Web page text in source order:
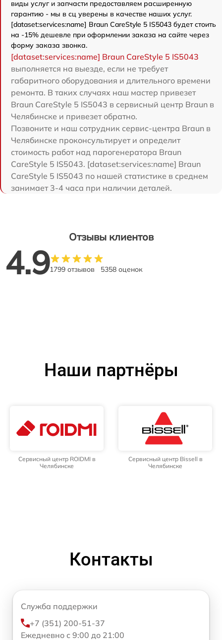
виды услуг и запчасти предоставляем расширенную
гарантию - мы в сц уверены в качестве наших услуг.
[dataset:services:name] Braun CareStyle 5 IS5043 будет стоить
на -15% дешевле при оформлении заказа на сайте через
форму заказа звонка.
[dataset:services:name] Braun CareStyle 5 IS5043
выполняется на выезде, если не требует
габаритного оборудования и длительного времени
ремонта. В таких случаях наш мастер привезет
Braun CareStyle 5 IS5043 в сервисный центр Braun в
Челябинске и привезет обратно.
Позвоните и наш сотрудник сервис-центра Braun в
Челябинске проконсультирует и определит
стоимость работ над парогенератора Braun
CareStyle 5 IS5043. [dataset:services:name] Braun
CareStyle 5 IS5043 по нашей статистике в среднем
занимает 3-4 часа при наличии деталей.
Отзывы клиентов
4.91799 отзывов 5358 оценок
Наши партнёры
Сервисный центр ROIDMI в
Челябинске
Сервисный центр Bissell в
Челябинске
Контакты
Служба поддержки
+7 (351) 200-51-37
Ежедневно с 9:00 до 21:00